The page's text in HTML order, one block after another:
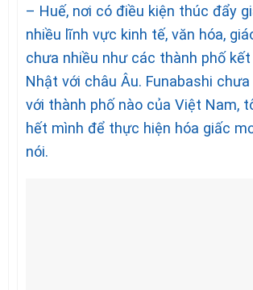
– Huế, nơi có điều kiện thúc đẩy
nhiều lĩnh vực kinh tế, văn hóa,
chưa nhiều như các thành phố
Nhật với châu Âu. Funabashi
với thành phố nào của Việt Nam,
hết mình để thực hiện hóa giấc
nói.